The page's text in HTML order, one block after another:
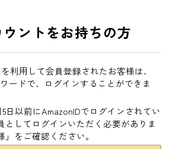
ントをお持ちの方
利用して会員登録されたお客様は、
ードで、ログインすることができま
5日以前にAmazonIDでログインされてい
としてログインいただく必要がありま
をご確認ください。